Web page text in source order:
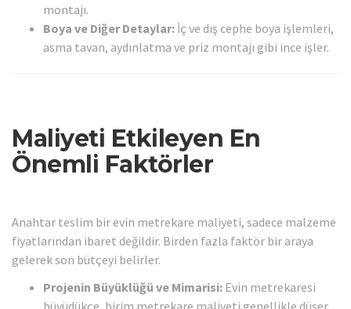
montajı.
Boya ve Diğer Detaylar: İç ve dış cephe boya işlemleri,
asma tavan, aydınlatma ve priz montajı gibi ince işler.
Maliyeti Etkileyen En
Önemli Faktörler
Anahtar teslim bir evin metrekare maliyeti, sadece malzeme
fiyatlarından ibaret değildir. Birden fazla faktör bir araya
gelerek son bütçeyi belirler.
Projenin Büyüklüğü ve Mimarisi: Evin metrekaresi
büyüdükçe, birim metrekare maliyeti genellikle düşer.